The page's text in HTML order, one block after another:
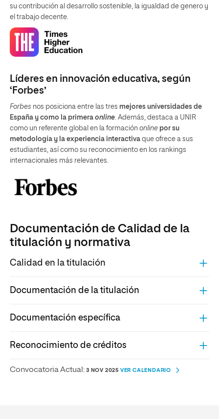
su contribución al desarrollo sostenible, la igualdad de genero y
el trabajo decente.
Líderes en innovación educativa, según
‘Forbes’
Forbes nos posiciona entre las tres mejores universidades de
España y como la primera online. Además, destaca a UNIR
como un referente global en la formación online por su
metodología y la experiencia interactiva que ofrece a sus
estudiantes, así como su reconocimiento en los rankings
internacionales más relevantes.
Documentación de Calidad de la
titulación y normativa
Calidad en la titulación
Documentación de la titulación
Documentación específica
Reconocimiento de créditos
Convocatoria Actual: 3 NOV 2025 VER CALENDARIO